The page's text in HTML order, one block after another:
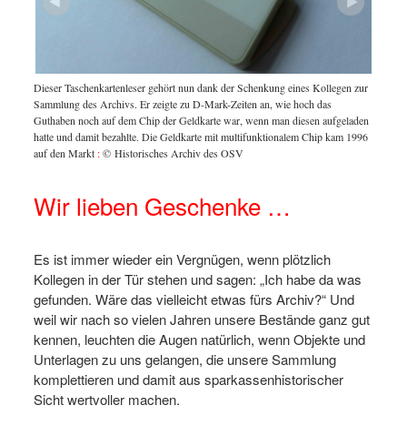
Dieser Taschenkartenleser gehört nun dank der Schenkung eines Kollegen zur
Sammlung des Archivs. Er zeigte zu D-Mark-Zeiten an, wie hoch das
Guthaben noch auf dem Chip der Geldkarte war, wenn man diesen aufgeladen
hatte und damit bezahlte. Die Geldkarte mit multifunktionalem Chip kam 1996
auf den Markt :© Historisches Archiv des OSV
Wir lieben Geschenke …
Es ist immer wieder ein Vergnügen, wenn plötzlich
Kollegen in der Tür stehen und sagen: „Ich habe da was
gefunden. Wäre das vielleicht etwas fürs Archiv?“ Und
weil wir nach so vielen Jahren unsere Bestände ganz gut
kennen, leuchten die Augen natürlich, wenn Objekte und
Unterlagen zu uns gelangen, die unsere Sammlung
komplettieren und damit aus sparkassenhistorischer
Sicht wertvoller machen.